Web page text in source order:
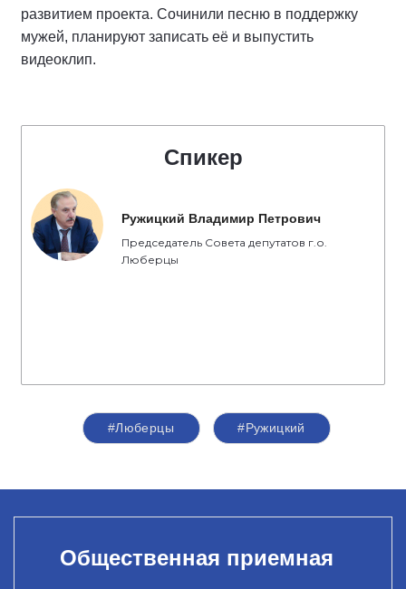
развитием проекта. Сочинили песню в поддержку
мужей, планируют записать её и выпустить
видеоклип.
Спикер
Ружицкий Владимир Петрович
Председатель Совета депутатов г.о.
Люберцы
#Люберцы #Ружицкий
Общественная приемная